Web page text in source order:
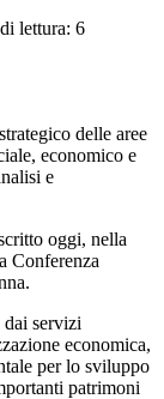
lettura: 6
delle aree
economico e
e
oggi, nella
Conferenza
dai servizi
economica,
per lo sviluppo
patrimoni